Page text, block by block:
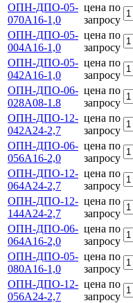
ОПН-ДПО-05-
070А16-1,0
цена по
запросу
ОПН-ДПО-05-
004А16-1,0
цена по
запросу
ОПН-ДПО-05-
042А16-1,0
цена по
запросу
ОПН-ДПО-06-
028А08-1.8
цена по
запросу
ОПН-ДПО-12-
042А24-2,7
цена по
запросу
ОПН-ДПО-06-
056А16-2,0
цена по
запросу
ОПН-ДПО-12-
064А24-2,7
цена по
запросу
ОПН-ДПО-12-
144А24-2,7
цена по
запросу
ОПН-ДПО-06-
064А16-2,0
цена по
запросу
ОПН-ДПО-05-
080А16-1,0
цена по
запросу
ОПН-ДПО-12-
056А24-2,7
цена по
запросу